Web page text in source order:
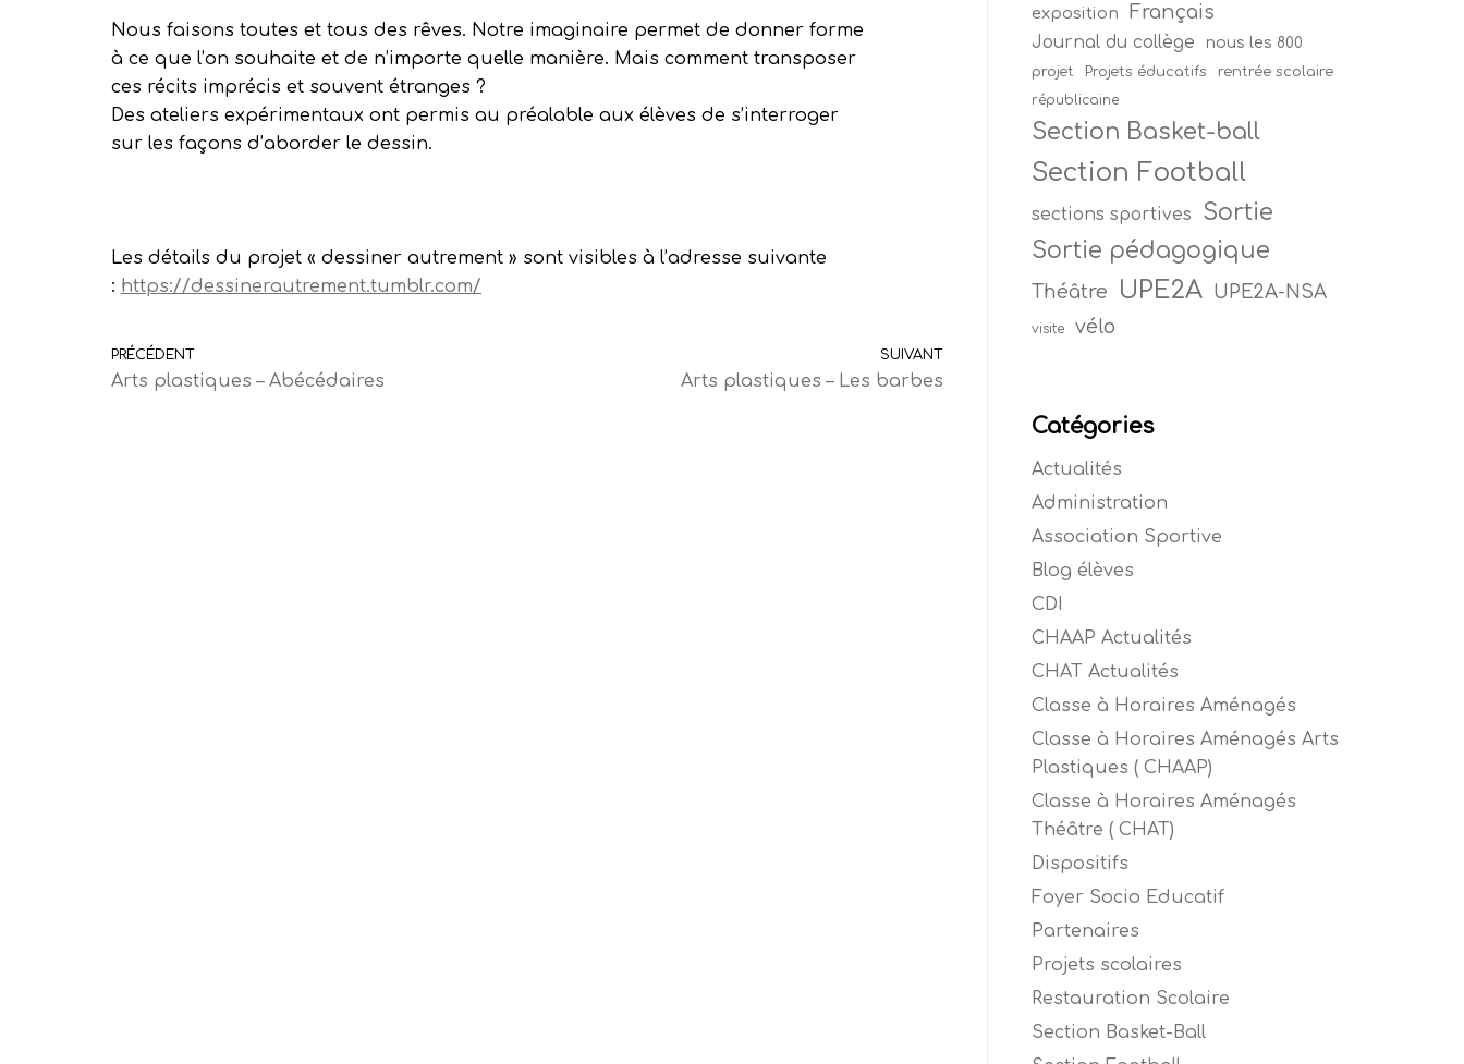
Nous faisons toutes et tous des rêves. Notre imaginaire permet de donner forme
à ce que l’on souhaite et de n’importe quelle manière. Mais comment transposer
ces récits imprécis et souvent étranges ?
Des ateliers expérimentaux ont permis au préalable aux élèves de s’interroger
sur les façons d’aborder le dessin.
Les détails du projet « dessiner autrement » sont visibles à l’adresse suivante
: https://dessinerautrement.tumblr.com/
PRÉCÉDENT
Arts plastiques – Abécédaires
SUIVANT
Arts plastiques – Les barbes
exposition Français
Journal du collège
nous les 800
projet
Projets éducatifs rentrée scolaire
républicaine
Section Basket-ball
Section Football
sections sportives
Sortie
Sortie pédagogique
Théâtre UPE2A UPE2A-NSA
visite vélo
Catégories
Actualités
Administration
Association Sportive
Blog élèves
CDI
CHAAP Actualités
CHAT Actualités
Classe à Horaires Aménagés
Classe à Horaires Aménagés Arts
Plastiques ( CHAAP)
Classe à Horaires Aménagés
Théâtre ( CHAT)
Dispositifs
Foyer Socio Educatif
Partenaires
Projets scolaires
Restauration Scolaire
Section Basket-Ball